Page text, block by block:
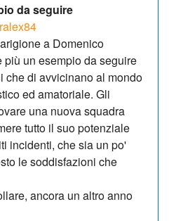
da seguire
a Domenico
più un esempio da seguire
che di avvicinano al mondo
ed amatoriale. Gli
una nuova squadra
tutto il suo potenziale
incidenti, che sia un po'
le soddisfazioni che
ancora un altro anno